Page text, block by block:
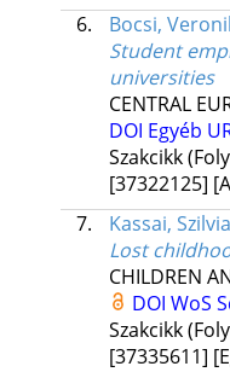
6.
Bocsi,
Student
universities
CENTRAL
DOI Egyéb
Szakcikk
[37322125]
7.
Kassai,
Lost
CHILDREN
DOI WoS
Szakcikk
[37335611]